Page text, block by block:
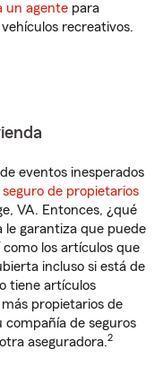
un agente para
recreativos.
eventos inesperados
seguro de propietarios
VA. Entonces, ¿qué
le garantiza que puede
los artículos que
incluso si está de
tiene artículos
propietarios de
compañía de seguros
aseguradora.2